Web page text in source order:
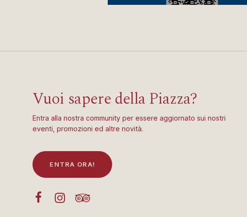
Vuoi sapere della Piazza?
Entra alla nostra community per essere aggiornato sui nostri
eventi, promozioni ed altre novità.
ENTRA ORA!